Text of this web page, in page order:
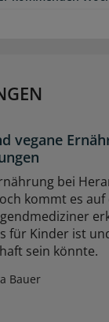
vegane
bei
kommt es auf
für Kinder ist
sein könnte.
Bauer